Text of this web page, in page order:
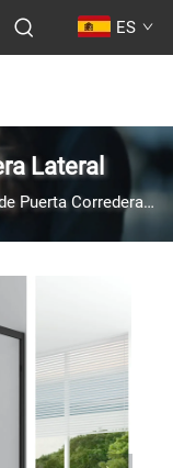
ES
Lateral
Puerta Corredera Lateral